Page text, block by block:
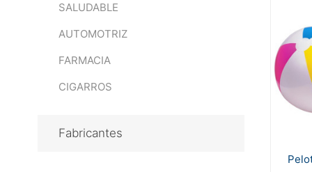
SALUDABLE
AUTOMOTRIZ
FARMACIA
CIGARROS
Fabricantes